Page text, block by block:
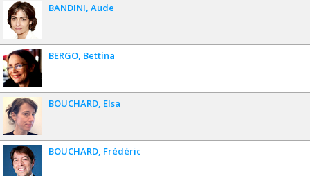
BANDINI Aude
BERGO Bettina
BOUCHARD Elsa
BOUCHARD Frédéric